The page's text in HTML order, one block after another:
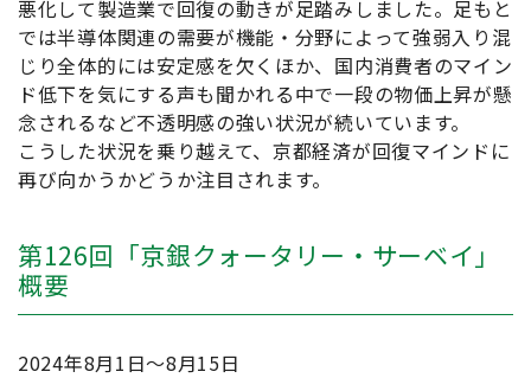
悪化して製造業で回復の動きが足踏みしました。足もと
では半導体関連の需要が機能・分野によって強弱入り混
じり全体的には安定感を欠くほか、国内消費者のマイン
ド低下を気にする声も聞かれる中で一段の物価上昇が懸
念されるなど不透明感の強い状況が続いています。
こうした状況を乗り越えて、京都経済が回復マインドに
再び向かうかどうか注目されます。
第126回「京銀クォータリー・サーベイ」
概要
2024年8月1日～8月15日